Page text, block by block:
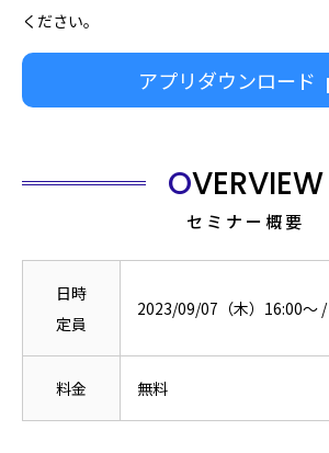
ください。
アプリダウンロード
OVERVIEW
セミナー概要
日時
定員
2023/09/07（木）16:00〜 /
料金 無料